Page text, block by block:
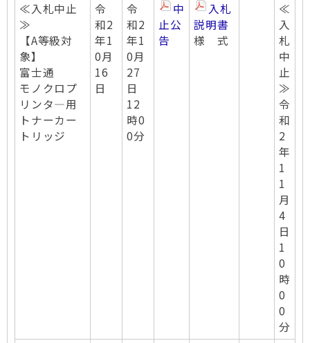
≪入札中止
≫
【A等級対
象】
富士通
モノクロプ
リンタ―用
トナーカー
トリッジ
令
和2
年1
0月
16
日
令
和2
年1
0月
27
日
12
時0
0分
中
止公
告
入札
説明書
様 式
≪
入
札
中
止
≫
令
和
2
年
1
1
月
4
日
1
0
時
0
0
分